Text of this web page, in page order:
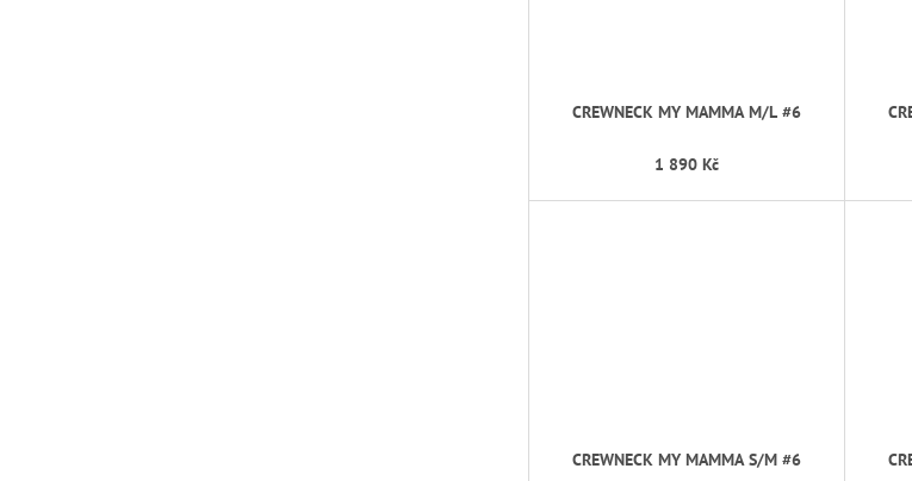
CREWNECK MY MAMMA M/L #6
1 890 Kč
CREWNECK MY MAMMA S/M #6